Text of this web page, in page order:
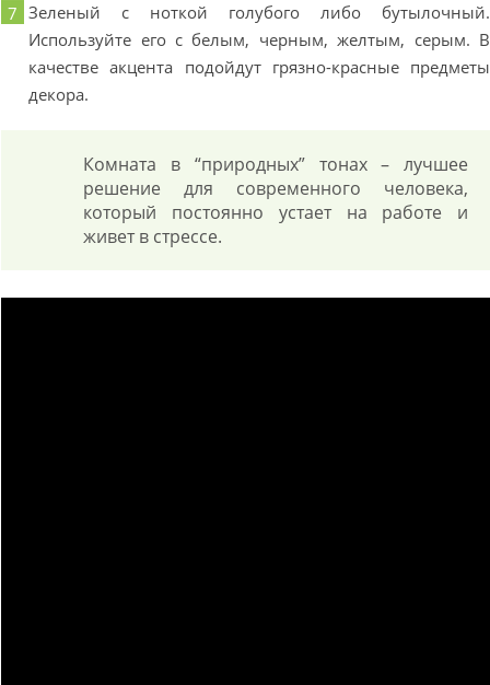
Зеленый с ноткой голубого либо бутылочный.
Используйте его с белым, черным, желтым, серым. В
качестве акцента подойдут грязно-красные предметы
декора.
Комната в “природных” тонах – лучшее
решение для современного человека,
который постоянно устает на работе и
живет в стрессе.